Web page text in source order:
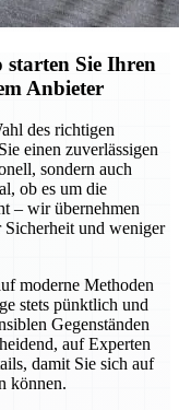
starten Sie Ihren
Anbieter
des richtigen
einen zuverlässigen
sondern auch
ob es um die
– wir übernehmen
Sicherheit und weniger
moderne Methoden
stets pünktlich und
Gegenständen
auf Experten
damit Sie sich auf
können.